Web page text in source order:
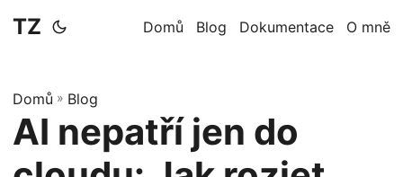
TZ Domů Blog Dokumentace O mně
Domů » Blog
AI nepatří jen do